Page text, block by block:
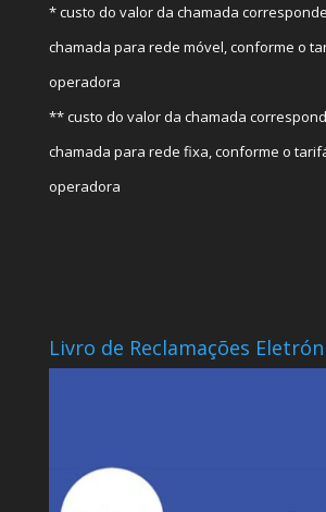
* custo do valor da chamada
chamada para rede móvel, conforme o
operadora
** custo do valor da chamada
chamada para rede fixa, conforme o
operadora
Livro de Reclamações